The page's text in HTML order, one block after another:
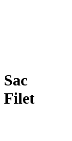
Sac
Filet